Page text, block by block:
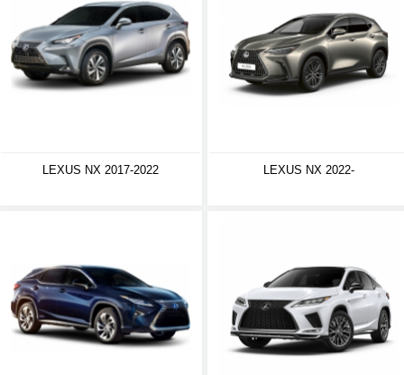
LEXUS NX 2017-2022 LEXUS NX 2022-